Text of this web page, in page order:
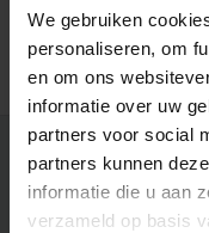
We gebruiken
personaliseren, om
en om ons
informatie over uw
partners voor social
partners kunnen
informatie die u aan
verzameld op basis